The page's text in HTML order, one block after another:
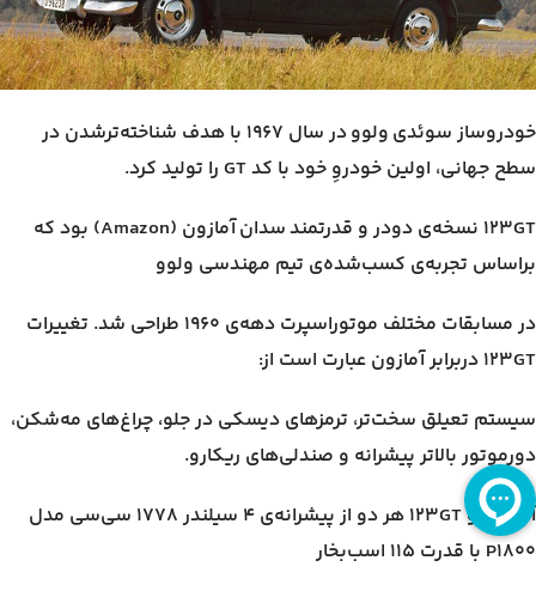
خودروساز سوئدی ولوو در سال ۱۹۶۷ با هدف شناخته‌ترشدن در
سطح جهانی، اولین خودروِ خود با کد GT را تولید کرد.
۱۲۳GT نسخه‌ی دودر و قدرتمند سدان آمازون (Amazon) بود که
براساس تجربه‌ی کسب‌شده‌ی تیم مهندسی ولوو
در مسابقات مختلف موتوراسپرت دهه‌ی ۱۹۶۰ طراحی شد. تغییرات
۱۲۳GT دربرابر آمازون عبارت است از:
سیستم تعیلق سخت‌تر، ترمزهای دیسکی در جلو، چراغ‌های مه‌شکن،
دورموتور بالاتر پیشرانه و صندلی‌های ریکارو.
آمازون و ۱۲۳GT هر دو از پیشرانه‌ی ۴ سیلندر ۱۷۷۸ سی‌سی مدل
P1800 با قدرت ۱۱۵ اسب‌بخار